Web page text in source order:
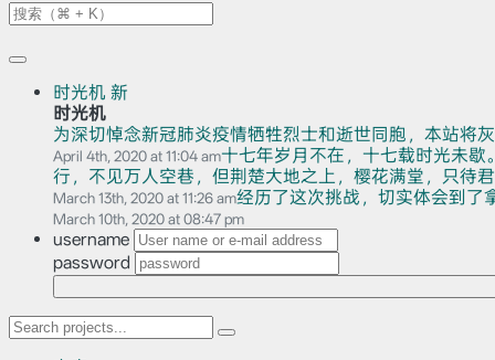
时光机 新
时光机
为深切悼念新冠肺炎疫情牺牲烈士和逝世同胞，本站将
April 4th, 2020 at 11:04 am十七年岁月不在，十七载时光未
行，不见万人空巷，但荆楚大地之上，樱花满堂，只待
March 13th, 2020 at 11:26 am经历了这次挑战，切实体会到了
March 10th, 2020 at 08:47 pm
username
password